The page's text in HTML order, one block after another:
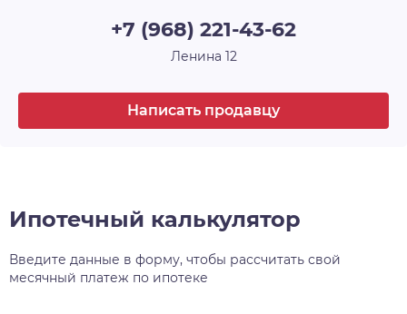
+7 (968) 221-43-62
Ленина 12
Написать продавцу
Ипотечный калькулятор
Введите данные в форму, чтобы рассчитать свой
месячный платеж по ипотеке